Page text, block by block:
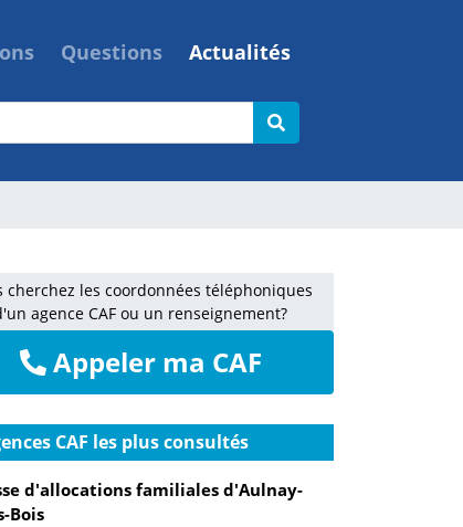
Questions Actualités
cherchez les coordonnées téléphoniques
agence CAF ou un renseignement?
Appeler ma CAF
CAF les plus consultés
d'allocations familiales d'Aulnay-
Bois